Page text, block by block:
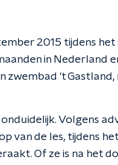
2015 tijdens
in Nederland
zwembad 't
Volgens
van de les, tijdens
Of ze is na het